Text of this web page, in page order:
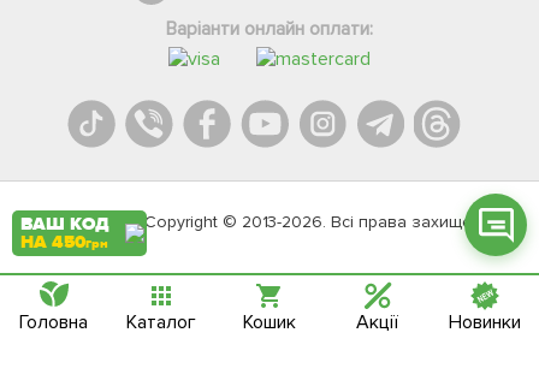
Варіанти онлайн оплати:
Agromarket.Copyright © 2013-2026. Всі права захищені
Вайбер
Онлайн чат
ВАШ КОД
НА 450грн
Головна Каталог Кошик Акції Новинки